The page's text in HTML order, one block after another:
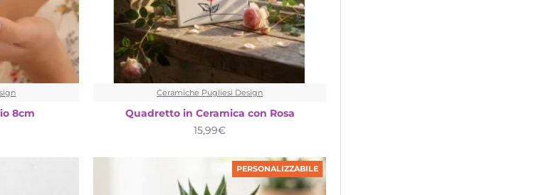
8cm
Ceramiche Pugliesi Design
Quadretto in Ceramica con Rosa
15,99€
PERSONALIZZABILE